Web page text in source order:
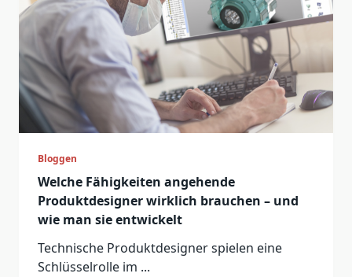
Bloggen
Welche Fähigkeiten angehende
Produktdesigner wirklich brauchen – und
wie man sie entwickelt
Technische Produktdesigner spielen eine
Schlüsselrolle im ...